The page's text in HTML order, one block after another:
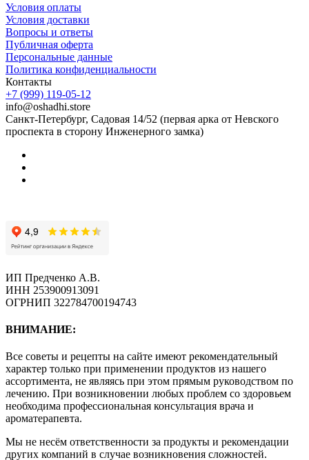
Условия оплаты
Условия доставки
Вопросы и ответы
Публичная оферта
Персональные данные
Политика конфиденциальности
Контакты
+7 (999) 119-05-12
info@oshadhi.store
Санкт-Петербург, Садовая 14/52 (первая арка от Невского
проспекта в сторону Инженерного замка)
ИП Предченко А.В.
ИНН 253900913091
ОГРНИП 322784700194743
ВНИМАНИЕ:
Все советы и рецепты на сайте имеют рекомендательный
характер только при применении продуктов из нашего
ассортимента, не являясь при этом прямым руководством по
лечению. При возникновении любых проблем со здоровьем
необходима профессиональная консультация врача и
ароматерапевта.
Мы не несём ответственности за продукты и рекомендации
других компаний в случае возникновения сложностей.